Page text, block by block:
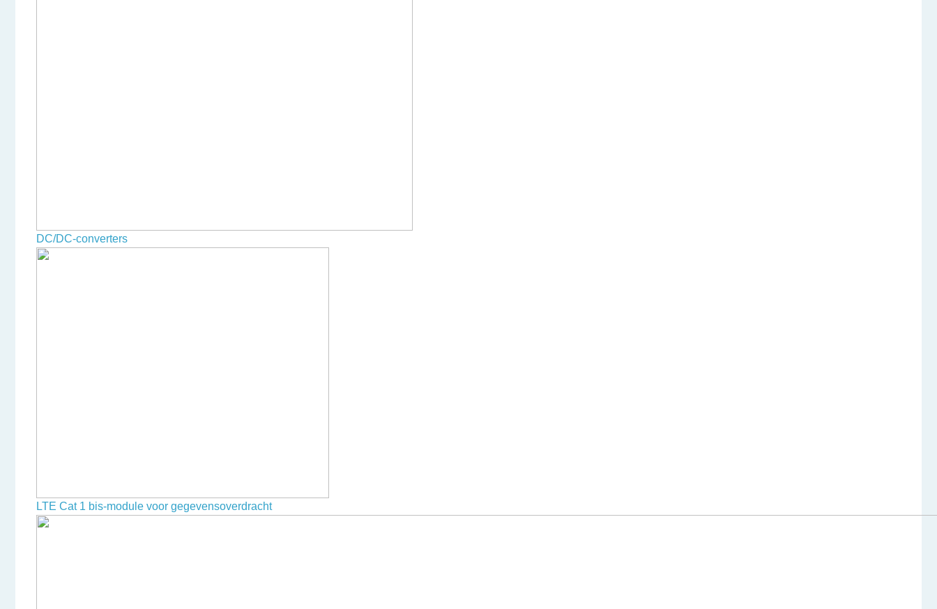
DC/DC-converters
LTE Cat 1 bis-module voor gegevensoverdracht